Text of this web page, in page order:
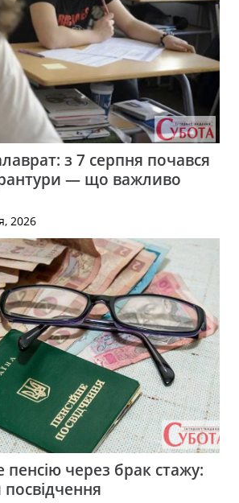
з 7 серпня почався
— що важливо
2026
через брак стажу: